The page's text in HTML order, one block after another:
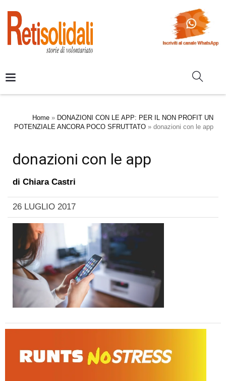
Home » DONAZIONI CON LE APP: PER IL NON PROFIT UN
POTENZIALE ANCORA POCO SFRUTTATO » donazioni con le app
donazioni con le app
di Chiara Castri
26 LUGLIO 2017